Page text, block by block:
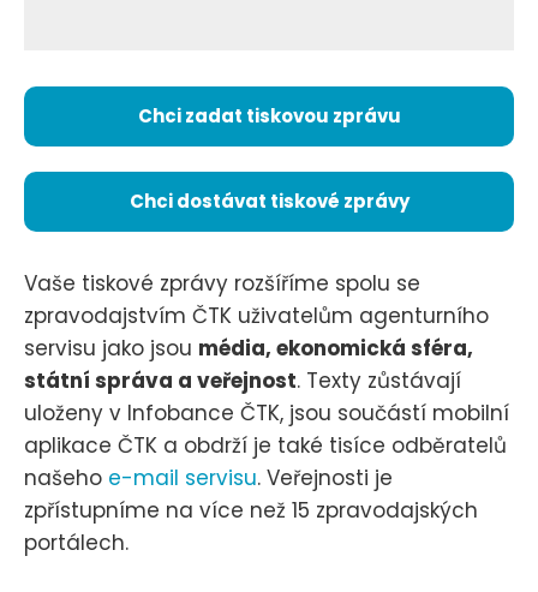
Chci zadat tiskovou zprávu
Chci dostávat tiskové zprávy
Vaše tiskové zprávy rozšíříme spolu se
zpravodajstvím ČTK uživatelům agenturního
servisu jako jsou média, ekonomická sféra,
státní správa a veřejnost. Texty zůstávají
uloženy v Infobance ČTK, jsou součástí mobilní
aplikace ČTK a obdrží je také tisíce odběratelů
našeho e-mail servisu. Veřejnosti je
zpřístupníme na více než 15 zpravodajských
portálech.